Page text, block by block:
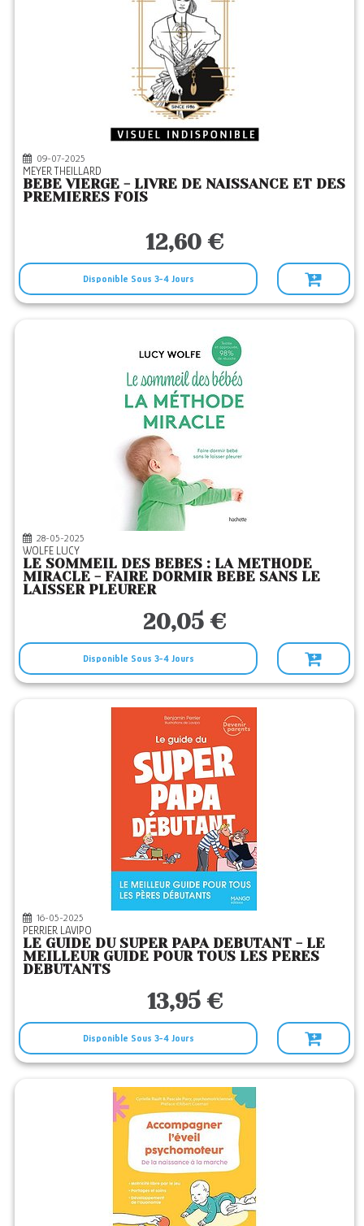
09-07-2025
MEYER THEILLARD
BEBE VIERGE - LIVRE DE NAISSANCE ET DES
PREMIERES FOIS
12,60 €
Disponible Sous 3-4 Jours
28-05-2025
WOLFE LUCY
LE SOMMEIL DES BEBES : LA METHODE
MIRACLE - FAIRE DORMIR BEBE SANS LE
LAISSER PLEURER
20,05 €
Disponible Sous 3-4 Jours
16-05-2025
PERRIER LAVIPO
LE GUIDE DU SUPER PAPA DEBUTANT - LE
MEILLEUR GUIDE POUR TOUS LES PERES
DEBUTANTS
13,95 €
Disponible Sous 3-4 Jours